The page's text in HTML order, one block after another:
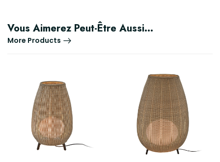
Vous Aimerez Peut-Être Aussi…
More Products